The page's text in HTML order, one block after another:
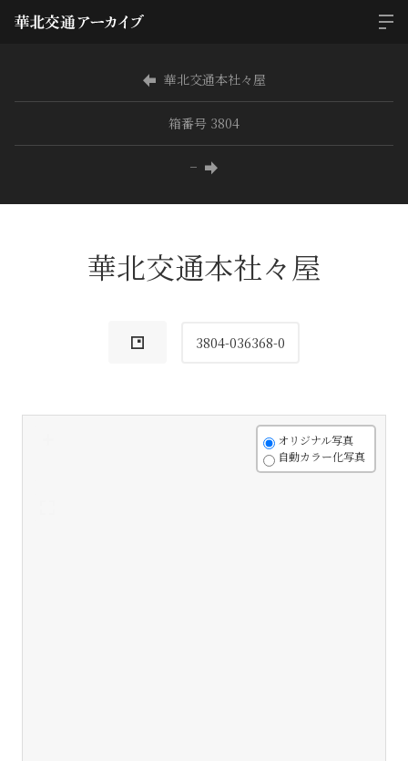
華北交通本社々屋
箱番号 3804
−
華北交通本社々屋
3804-036368-0
オリジナル写真
自動カラー化写真